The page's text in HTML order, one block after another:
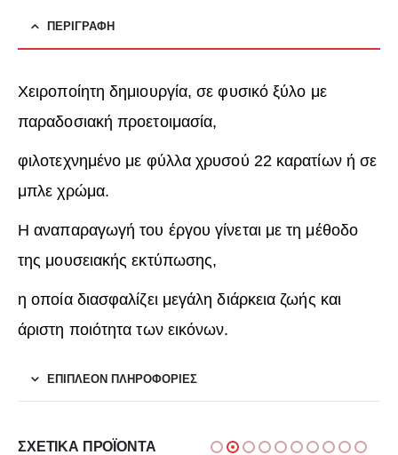
ΠΕΡΙΓΡΑΦΉ
Χειροποίητη δημιουργία, σε φυσικό ξύλο με
παραδοσιακή προετοιμασία,
φιλοτεχνημένο με φύλλα χρυσού 22 καρατίων ή σε
μπλε χρώμα.
Η αναπαραγωγή του έργου γίνεται με τη μέθοδο
της μουσειακής εκτύπωσης,
η οποία διασφαλίζει μεγάλη διάρκεια ζωής και
άριστη ποιότητα των εικόνων.
ΕΠΙΠΛΈΟΝ ΠΛΗΡΟΦΟΡΊΕΣ
ΣΧΕΤΙΚΆ ΠΡΟΪΌΝΤΑ